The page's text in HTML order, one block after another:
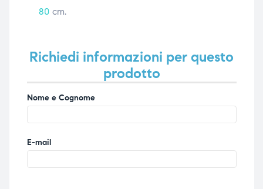
80cm.
Richiedi informazioni per questo
prodotto
Nome e Cognome
E-mail